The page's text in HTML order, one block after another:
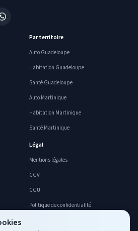
Par territoire
Auto Guadeloupe
Habitation Guadeloupe
Santé Guadeloupe
Auto Martinique
Habitation Martinique
Santé Martinique
Légal
Mentions légales
CGV
CGU
Politique de confidentialité